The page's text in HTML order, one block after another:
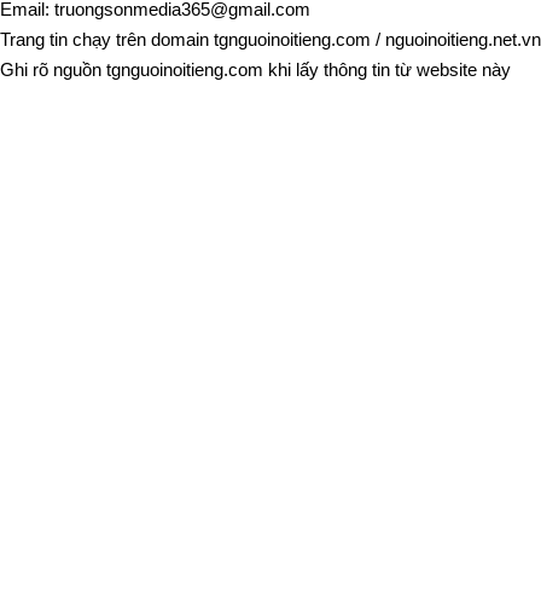
Email: truongsonmedia365@gmail.com
Trang tin chạy trên domain tgnguoinoitieng.com / nguoinoitieng.net.vn
Ghi rõ nguồn tgnguoinoitieng.com khi lấy thông tin từ website này